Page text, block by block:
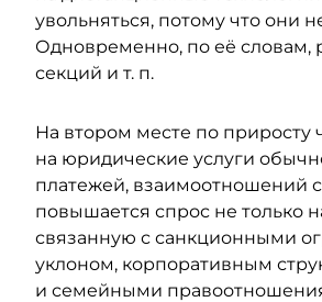
увольняться, потому что они
Одновременно, по её словам,
секций и т. п.
На втором месте по приросту
на юридические услуги
платежей, взаимоотношений с
повышается спрос не только
связанную с санкционными
уклоном, корпоративным
и семейными